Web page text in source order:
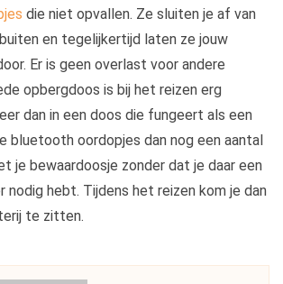
die niet opvallen. Ze sluiten je af van
en tegelijkertijd laten ze jouw
Er is geen overlast voor andere
opbergdoos is bij het reizen erg
dan in een doos die fungeert als een
bluetooth oordopjes dan nog een aantal
je bewaardoosje zonder dat je daar een
hebt. Tijdens het reizen kom je dan
te zitten.